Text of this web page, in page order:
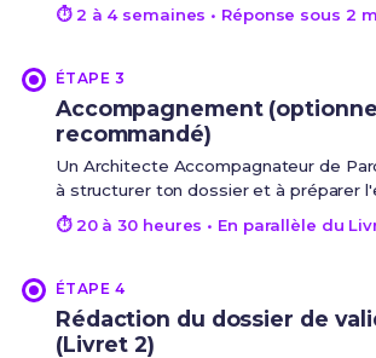
⏱ 2 à 4 semaines • Réponse sous 2
ÉTAPE 3
Accompagnement
recommandé)
Un Architecte Accompagnateur de
à structurer ton dossier et à préparer
⏱ 20 à 30 heures • En parallèle du
ÉTAPE 4
Rédaction du dossier de
(Livret 2)